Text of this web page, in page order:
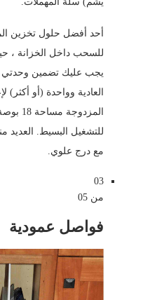
أحد أفضل حلول تخزين
للسحب داخل الخزانة ،
يجب عليك تضمين وحدتي
العادية وواحدة (أو
للتشغيل البسيط. العديد
مع درج علوي.
03
من 05
فواصل عمودية